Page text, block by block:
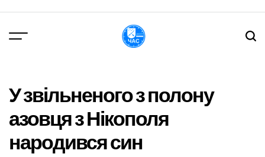
вмісту
У звільненого з полону
азовця з Нікополя
народився син